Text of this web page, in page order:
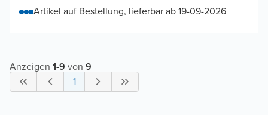
Artikel auf Bestellung, lieferbar ab 19-09-2026
Anzeigen 1-9 von 9
1